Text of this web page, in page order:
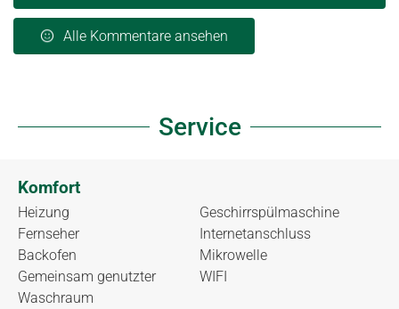
Alle Kommentare ansehen
Service
Komfort
Heizung
Fernseher
Backofen
Gemeinsam genutzter
Waschraum
Geschirrspülmaschine
Internetanschluss
Mikrowelle
WIFI